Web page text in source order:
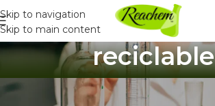
Skip to navigation
Skip to main content
reciclable
Inicio
Productos etiquetados “reciclable”
Mostrando el único resultado